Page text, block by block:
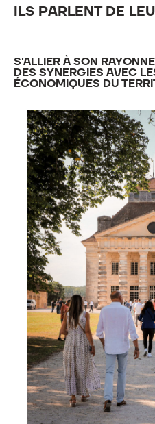
ILS PARLENT DE
S'ALLIER À SON
DES SYNERGIES AVEC
ÉCONOMIQUES DU